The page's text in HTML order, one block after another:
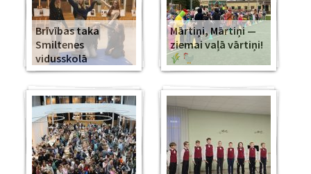
Brīvības taka
Smiltenes
vidusskolā
Mārtiņi, Mārtiņi —
ziemai vaļā vārtiņi!